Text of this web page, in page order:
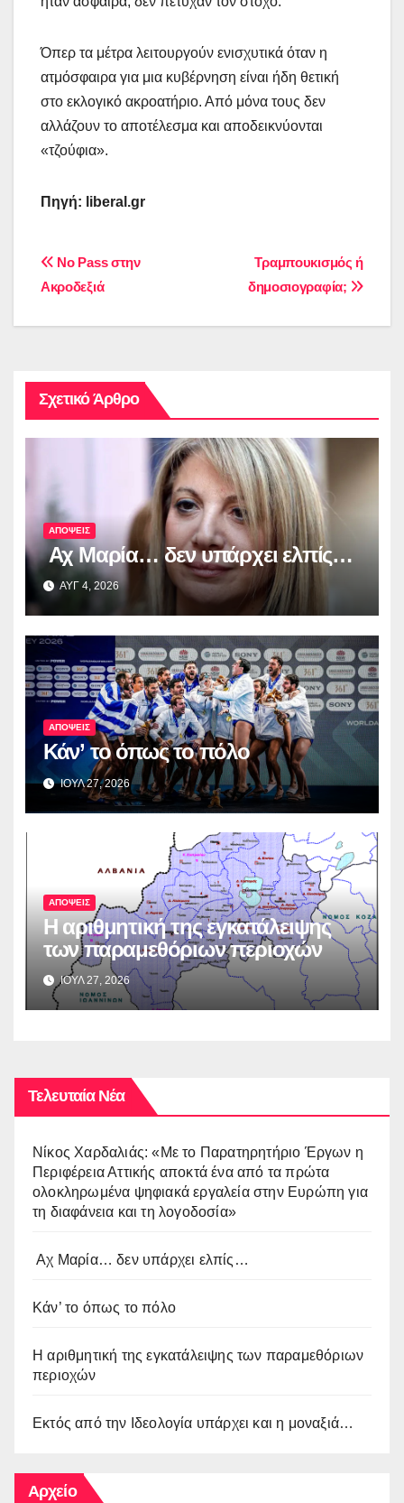
Όπερ τα μέτρα λειτουργούν ενισχυτικά όταν η
ατμόσφαιρα για μια κυβέρνηση είναι ήδη θετική
στο εκλογικό ακροατήριο. Από μόνα τους δεν
αλλάζουν το αποτέλεσμα και αποδεικνύονται
«τζούφια».
Πηγή: liberal.gr
Πλοήγηση
άρθρων
Τραμπουκισμός ή
δημοσιογραφία;
Νο Pass στην
Ακροδεξιά
Σχετικό Άρθρο
ΑΠΟΨΕΙΣ
Αχ Μαρία… δεν υπάρχει ελπίς…
ΑΥΓ 4, 2026
ΑΠΟΨΕΙΣ
Κάν’ το όπως το πόλο
ΙΟΥΛ 27, 2026
ΑΠΟΨΕΙΣ
Η αριθμητική της εγκατάλειψης
των παραμεθόριων περιοχών
ΙΟΥΛ 27, 2026
Τελευταία Νέα
Νίκος Χαρδαλιάς: «Με το Παρατηρητήριο Έργων η
Περιφέρεια Αττικής αποκτά ένα από τα πρώτα
ολοκληρωμένα ψηφιακά εργαλεία στην Ευρώπη για
τη διαφάνεια και τη λογοδοσία»
Αχ Μαρία… δεν υπάρχει ελπίς…
Κάν’ το όπως το πόλο
Η αριθμητική της εγκατάλειψης των παραμεθόριων
περιοχών
Εκτός από την Ιδεολογία υπάρχει και η μοναξιά…
Αρχείο